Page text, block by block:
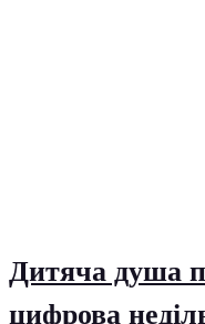
Дитяча душа
цифрова